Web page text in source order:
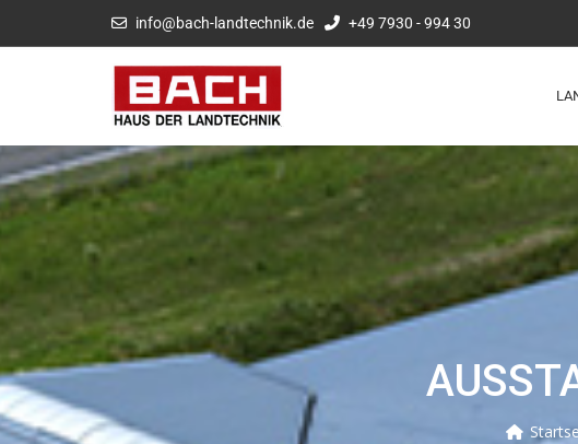
info@bach-landtechnik.de +49 7930 - 994 30